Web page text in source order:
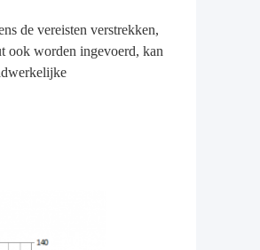
de vereisten verstrekken,
ook worden ingevoerd, kan